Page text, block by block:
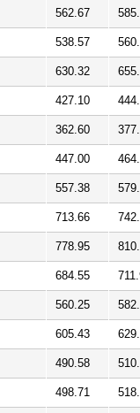
562.67
538.57
630.32
427.10
362.60
447.00
557.38
713.66
778.95
684.55
560.25
605.43
490.58
498.71